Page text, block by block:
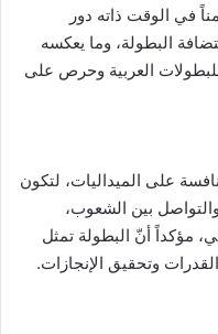
في الوقت ذاته دور
البطولة، وما يعكسه
للبطولات العربية وحرص على
على الميداليات، لتكون
بين الشعوب،
مؤكداً أنّ البطولة تمثل
وتحقيق الإنجازات.